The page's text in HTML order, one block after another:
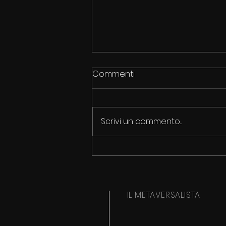
2050: 39 MILIONI DI MORTI DA
Commenti
Scrivi un commento...
IL METAVERSALISTA